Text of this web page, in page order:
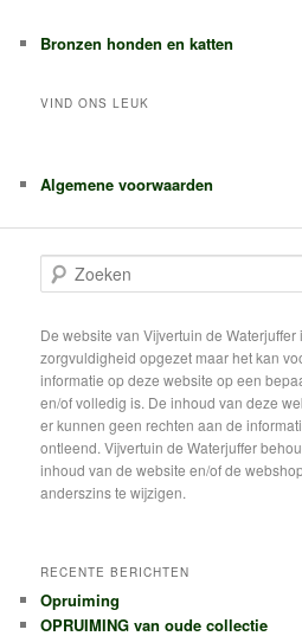
Bronzen honden en katten
VIND ONS LEUK
Algemene voorwaarden
o
k
e
n
De website van Vijvertuin de
zorgvuldigheid opgezet maar het kan
informatie op deze website op een
en/of volledig is. De inhoud van deze
er kunnen geen rechten aan de
ontleend. Vijvertuin de Waterjuffer
inhoud van de website en/of de
anderszins te wijzigen.
RECENTE BERICHTEN
Opruiming
OPRUIMING van oude collectie